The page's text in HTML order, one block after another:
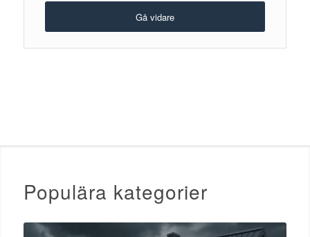
Gå vidare
Populära kategorier